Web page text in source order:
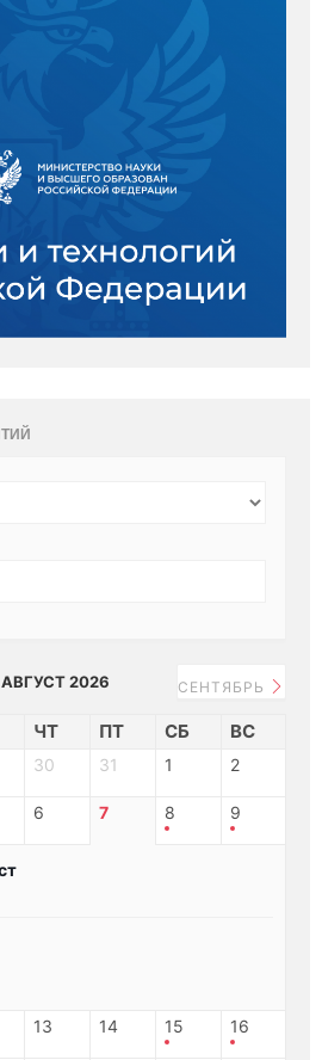
АВГУСТ 2026 СЕНТЯБРЬ
ЧТ ПТ СБ ВС
30 31 1 2
6 7 8 9
13 14 15 16